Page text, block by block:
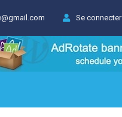
Se connecter